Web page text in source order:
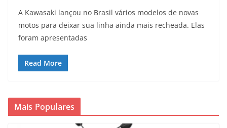
A Kawasaki lançou no Brasil vários modelos de novas
motos para deixar sua linha ainda mais recheada. Elas
foram apresentadas
Read More
Mais Populares